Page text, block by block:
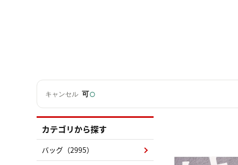
キャンセル 可○
カテゴリから探す
バッグ（2995）